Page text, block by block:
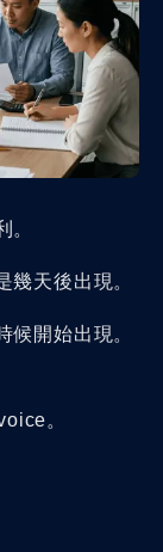
。
幾天後出現。
候開始出現。
。